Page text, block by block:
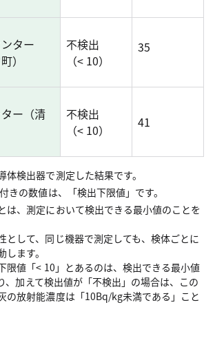
ター
）
不検出
（< 10）
35
ー（清
不検出
（< 10）
41
体検出器で測定した結果です。
きの数値は、「検出下限値」です。
は、測定において検出できる最小値のことを
として、同じ機器で測定しても、検体ごとに
ます。
限値「< 10」とあるのは、検出できる最小値
、加えて検出値が「不検出」の場合は、この
の放射能濃度は「10Bq/kg未満である」こと